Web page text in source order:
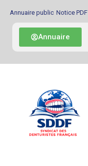
contenu
Annuaire public Notice PDF
Annuaire